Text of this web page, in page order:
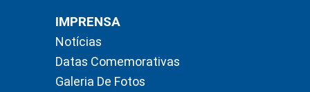
IMPRENSA
Notícias
Datas Comemorativas
Galeria De Fotos